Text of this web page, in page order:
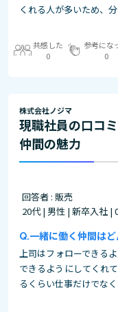
くれる人が多いため、
共感した
0
参考にな
0
株式会社ノジマ
現職社員の口コ
仲間の魅力
回答者 : 販売
20代 | 男性 | 新卒入社 |
一緒に働く仲間はど
上司はフォローできる
できるようにしてくれ
るくらい仕事だけでな